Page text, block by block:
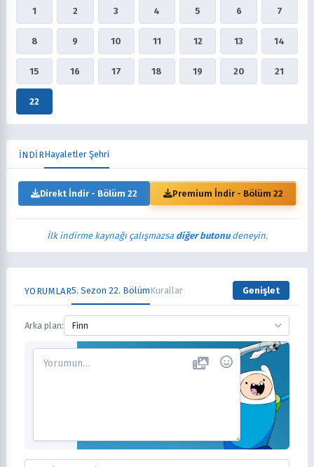
1 2 3 4 5 6 7
8 9 10 11 12 13 14
15 16 17 18 19 20 21
22
İNDİRHayaletler Şehri
Direkt İndir - Bölüm 22 Premium İndir - Bölüm 22
İlk indirme kaynağı çalışmazsa diğer butonudeneyin.
YORUMLAR5. Sezon 22. BölümKurallar Genişlet
Arka plan: Finn